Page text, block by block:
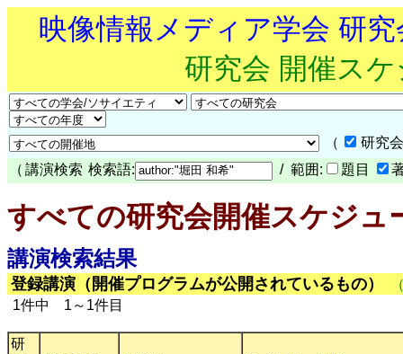
映像情報メディア学会 研
研究会 開催ス
（
研究
（ 講演検索 検索語: / 範囲: 題目
すべての研究会開催スケジュ
講演検索結果
登録講演（開催プログラムが公開されているもの）
1件中 1～1件目
研